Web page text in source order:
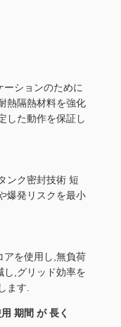
ションのために
熱隔熱材料を強化
した動作を保証し
ンク密封技術 短
爆発リスクを最小
アを使用し,無負荷
し,グリッド効率を
ます.
期間 が 長く